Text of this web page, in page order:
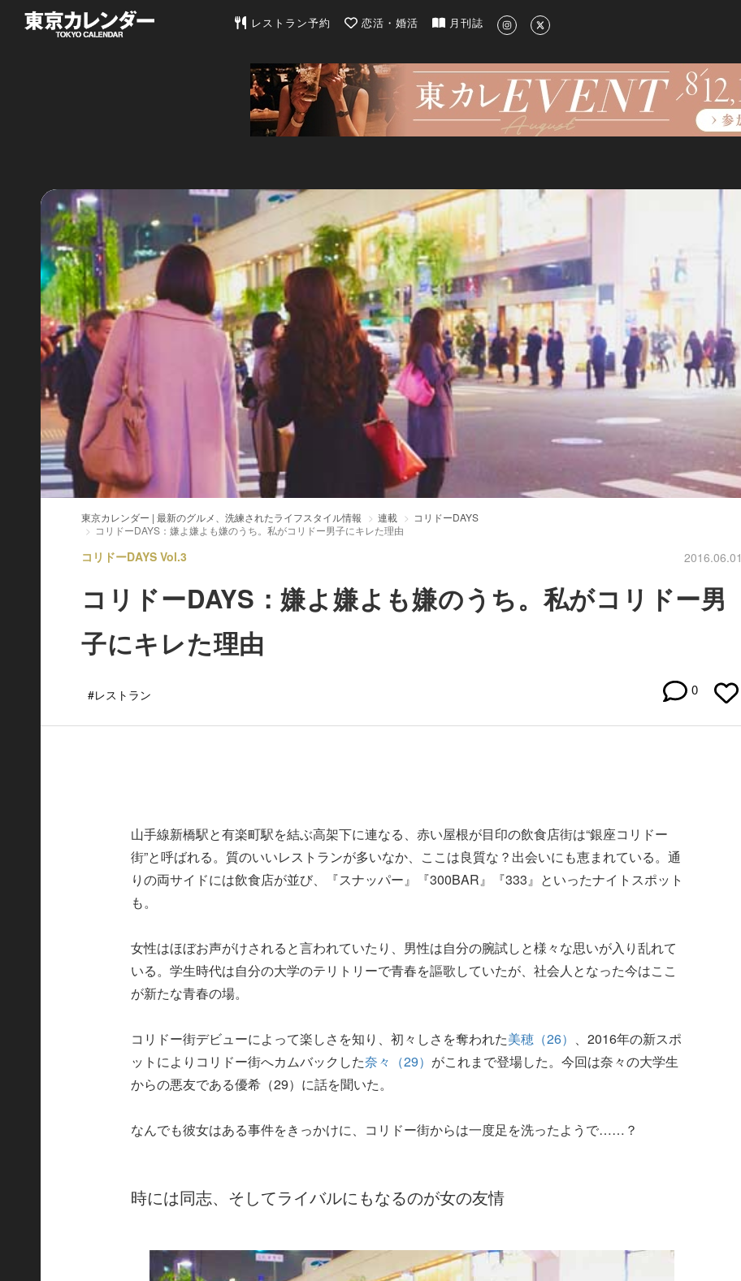
東京カレンダー | 最新のグルメ、洗練されたライフスタイル情報
レストラン予約 恋活・婚活 月刊誌
東京カレンダー | 最新のグルメ、洗練されたライフスタイル情報 連載
コリドーDAYS
コリドーDAYS：嫌よ嫌よも嫌のうち。私がコリドー男子にキレた理由
コリドーDAYS Vol.3 2016.06.01
コリドーDAYS：嫌よ嫌よも嫌のうち。私がコリドー男
子にキレた理由
#レストラン 0
山手線新橋駅と有楽町駅を結ぶ高架下に連なる、赤い屋根が目印の飲食店街は“銀座コリドー
街”と呼ばれる。質のいいレストランが多いなか、ここは良質な？出会いにも恵まれている。通
りの両サイドには飲食店が並び、『スナッパー』『300BAR』『333』といったナイトスポット
も。
女性はほぼお声がけされると言われていたり、男性は自分の腕試しと様々な思いが入り乱れて
いる。学生時代は自分の大学のテリトリーで青春を謳歌していたが、社会人となった今はここ
が新たな青春の場。
コリドー街デビューによって楽しさを知り、初々しさを奪われた美穂（26） 、2016年の新スポ
ットによりコリドー街へカムバックした奈々（29） がこれまで登場した。今回は奈々の大学生
からの悪友である優希（29）に話を聞いた。
なんでも彼女はある事件をきっかけに、コリドー街からは一度足を洗ったようで……？
時には同志、そしてライバルにもなるのが女の友情